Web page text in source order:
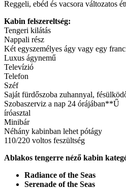
Reggeli, ebéd és vacsora változatos
Kabin felszereltség:
Tengeri kilátás
Nappali rész
Két egyszemélyes ágy vagy egy
Luxus ágynemű
Televízió
Telefon
Széf
Saját fürdőszoba zuhannyal,
Szobaszerviz a nap 24 órájában**Ű
íróasztal
Minibár
Néhány kabinban lehet pótágy
110/220 voltos feszültség
Ablakos tengerre néző kabin
Radiance of the Seas
Serenade of the Seas